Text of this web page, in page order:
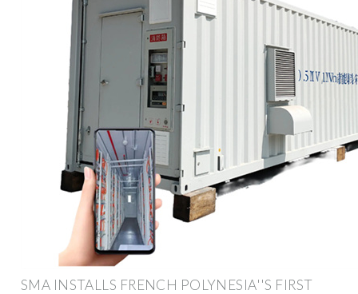
SMA INSTALLS FRENCH POLYNESIA''S FIRST